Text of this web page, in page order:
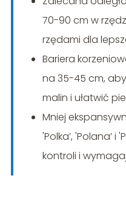
70-90 cm w
rzędami dla
Bariera
na 35-45 cm,
malin i ułatwić
Mniej
'Polka’, 'Polana’ i
kontroli i